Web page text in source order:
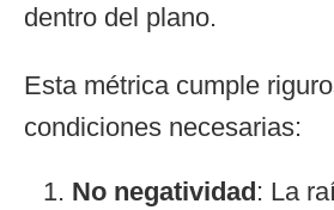
dentro del plano.
Esta métrica cumple
condiciones necesarias:
No negatividad: La